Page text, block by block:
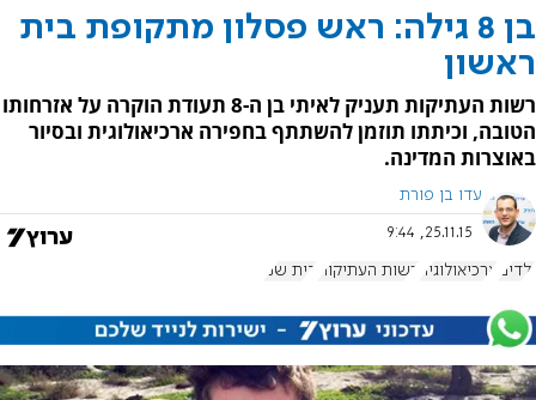
בן 8 גילה: ראש פסלון מתקופת בית
ראשון
רשות העתיקות תעניק לאיתי בן ה-8 תעודת הוקרה על אזרחותו
הטובה, וכיתתו תוזמן להשתתף בחפירה ארכיאולוגית ובסיור
באוצרות המדינה.
עדו בן פורת
25.11.15, 9:44
ילדים ארכיאולוגיה רשות העתיקות בית שני